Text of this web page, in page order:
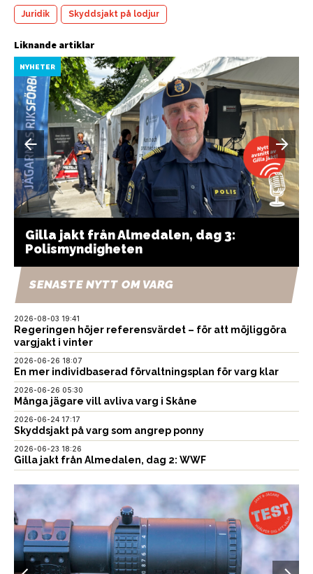
Juridik Skyddsjakt på lodjur
Liknande artiklar
NYHETER
Gilla jakt från Almedalen, dag 3:
Polismyndigheten
SENASTE NYTT OM VARG
2026-08-03 19:41
Regeringen höjer referensvärdet – för att möjliggöra
vargjakt i vinter
2026-06-26 18:07
En mer individbaserad förvaltningsplan för varg klar
2026-06-26 05:30
Många jägare vill avliva varg i Skåne
2026-06-24 17:17
Skyddsjakt på varg som angrep ponny
2026-06-23 18:26
Gilla jakt från Almedalen, dag 2: WWF